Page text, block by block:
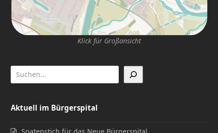
Klick für Großansicht
Aktuell im Bürgerspital